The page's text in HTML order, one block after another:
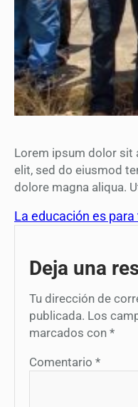
Lorem ipsum dolor sit
elit, sed do eiusmod
dolore magna aliqua.
La educación es
Deja una
Tu dirección de
publicada. Los
marcados con *
Comentario *